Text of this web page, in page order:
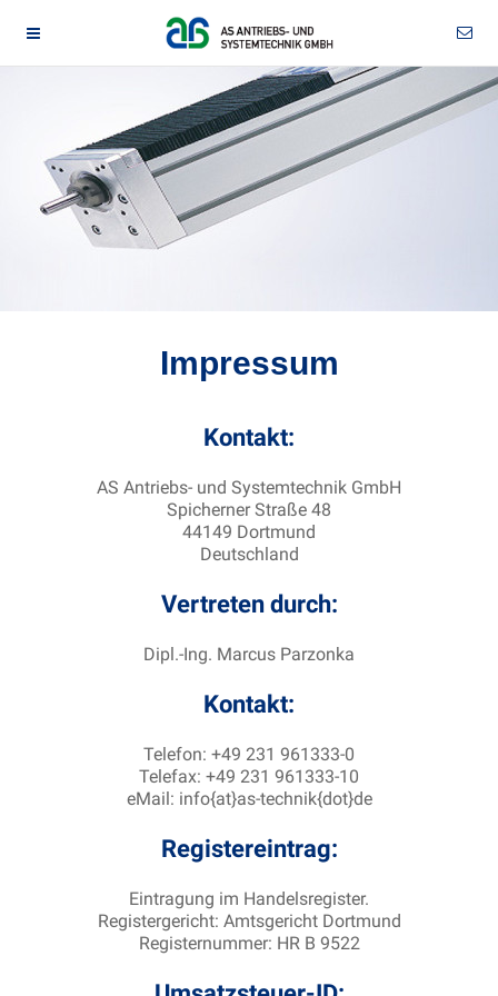
Impressum
Kontakt:
AS Antriebs- und Systemtechnik GmbH
Spicherner Straße 48
44149 Dortmund
Deutschland
Vertreten durch:
Dipl.-Ing. Marcus Parzonka
Kontakt:
Telefon: +49 231 961333-0
Telefax: +49 231 961333-10
eMail: info{at}as-technik{dot}de
Registereintrag:
Eintragung im Handelsregister.
Registergericht: Amtsgericht Dortmund
Registernummer: HR B 9522